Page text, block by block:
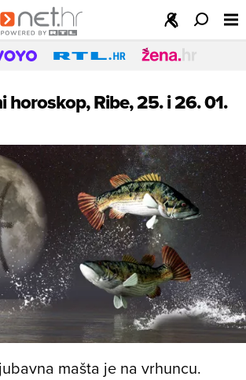
horoskop, Ribe, 25. i 26. 01.
mašta je na vrhuncu.